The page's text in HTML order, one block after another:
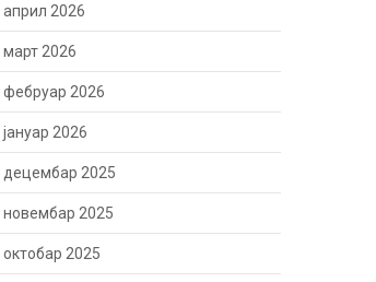
април 2026
март 2026
фебруар 2026
јануар 2026
децембар 2025
новембар 2025
октобар 2025